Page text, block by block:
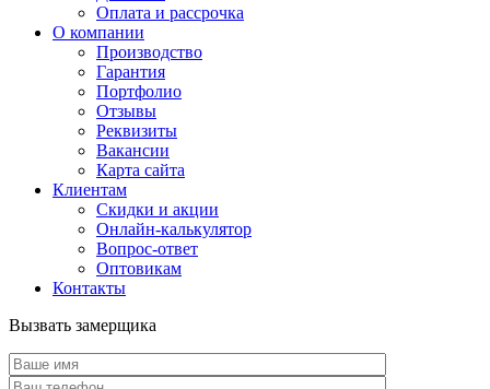
Оплата и рассрочка
О компании
Производство
Гарантия
Портфолио
Отзывы
Реквизиты
Вакансии
Карта сайта
Клиентам
Скидки и акции
Онлайн-калькулятор
Вопрос-ответ
Оптовикам
Контакты
Вызвать замерщика